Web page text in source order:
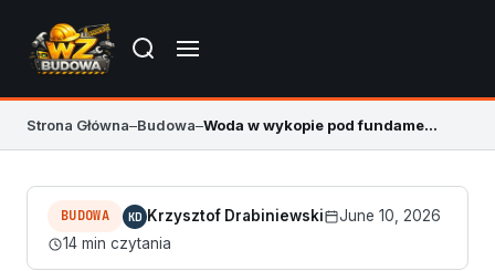
Strona Główna–Budowa– Woda w wykopie pod fundamenty – co zrobić przed betonem
BUDOWA KD Krzysztof Drabiniewski
June 10, 2026
14 min czytania